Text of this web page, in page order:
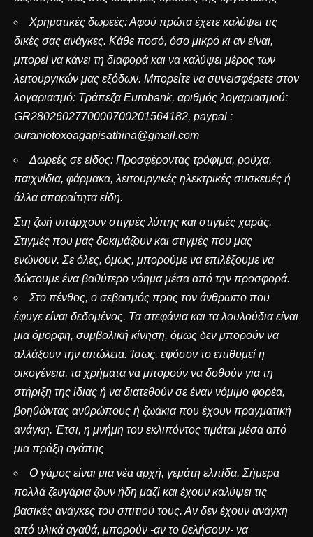
Χρηματικές δωρεές: Αφού πρώτα έχετε καλύψει τις
δικές σας ανάγκες. Κάθε ποσό, όσο μικρό κι αν είναι,
μπορεί να κάνει τη διαφορά και να καλύψει μέρος των
λειτουργικών μας εξόδων. Μπορείτε να συνεισφέρετε στον
λογαριασμό: Τράπεζα Eurobank, αριθμός λογαριασμού:
GR2802602770000700201564182, paypal :
ouraniotoxoagapisathina@gmail.com
Δωρεές σε είδος: Προσφέροντας τρόφιμα, ρούχα,
παιχνίδια, φάρμακα, λειτουργικές ηλεκτρικές συσκευές ή
άλλα απαραίτητα είδη.
Στη ζωή υπάρχουν στιγμές λύπης και στιγμές χαράς.
Στιγμές που μας δοκιμάζουν και στιγμές που μας
ενώνουν. Σε όλες, όμως, μπορούμε να επιλέξουμε να
δώσουμε ένα βαθύτερο νόημα μέσα από την προσφορά.
Στο πένθος, ο σεβασμός προς τον άνθρωπο που
έφυγε είναι δεδομένος. Τα στεφάνια και τα λουλούδια είναι
μια όμορφη, συμβολική κίνηση, όμως δεν μπορούν να
αλλάξουν την απώλεια. Ίσως, εφόσον το επιθυμεί η
οικογένεια, τα χρήματα να μπορούν να δοθούν για τη
στήριξη της ίδιας ή να διατεθούν σε έναν νόμιμο φορέα,
βοηθώντας ανθρώπους ή ζωάκια που έχουν πραγματική
ανάγκη. Έτσι, η μνήμη του εκλιπόντος τιμάται μέσα από
μια πράξη αγάπης
Ο γάμος είναι μια νέα αρχή, γεμάτη ελπίδα. Σήμερα
πολλά ζευγάρια ζουν ήδη μαζί και έχουν καλύψει τις
βασικές ανάγκες του σπιτιού τους. Αν δεν έχουν ανάγκη
από υλικά αγαθά, μπορούν -αν το θελήσουν- να